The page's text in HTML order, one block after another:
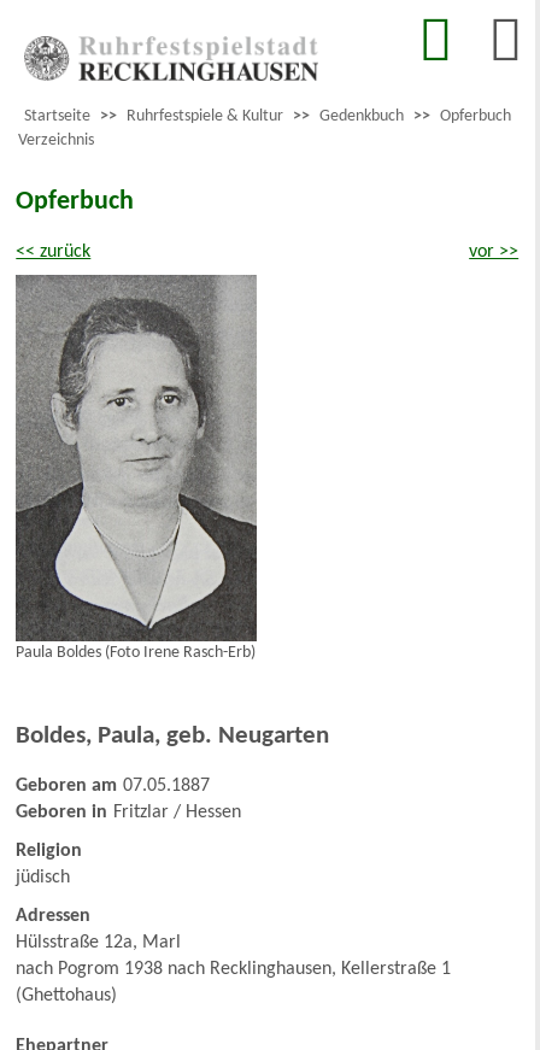
Startseite >> Ruhrfestspiele & Kultur >> Gedenkbuch >> Opferbuch
Verzeichnis
Opferbuch
<< zurück vor >>
Paula Boldes (Foto Irene Rasch-Erb)
Boldes, Paula, geb. Neugarten
Geboren am 07.05.1887
Geboren in Fritzlar / Hessen
Religion
jüdisch
Adressen
Hülsstraße 12a, Marl
nach Pogrom 1938 nach Recklinghausen, Kellerstraße 1
(Ghettohaus)